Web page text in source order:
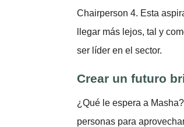
Chairperson 4. Esta
llegar más lejos, tal y
ser líder en el sector.
Crear un futuro
¿Qué le espera a
personas para